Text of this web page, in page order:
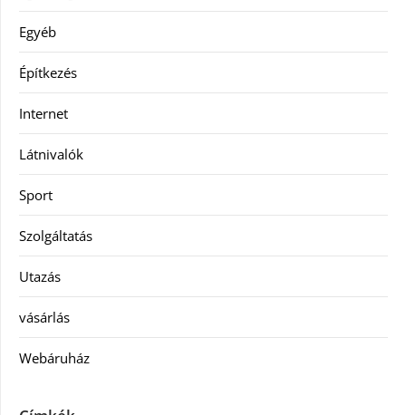
Egyéb
Építkezés
Internet
Látnivalók
Sport
Szolgáltatás
Utazás
vásárlás
Webáruház